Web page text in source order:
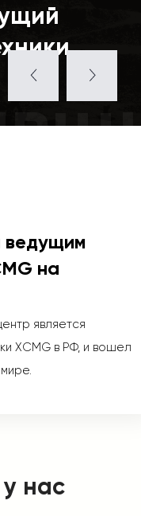
ведущим
на
является
XCMG в РФ, и вошел
нас